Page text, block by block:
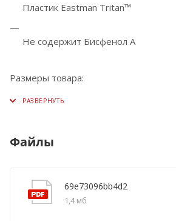
Пластик Eastman Tritan™
Не содержит Бисфенол А
Размеры товара:
Файлы
69e73096bb4d2
1,4 мб